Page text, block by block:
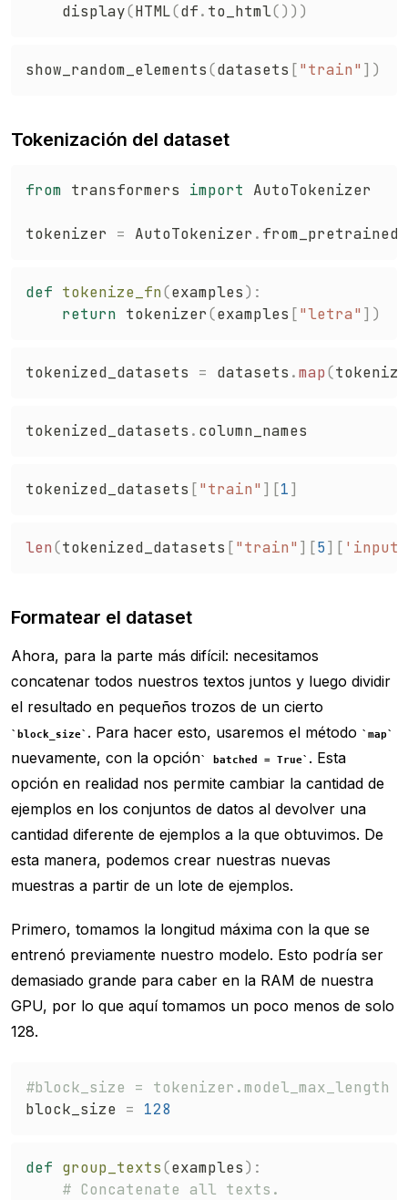
    display
(HTML(df. to_html() ) )
show_random_elements(datasets ["train" ] )
Tokenización del dataset
from transformers import AutoTokenizer
tokenizer = AutoTokenizer . from_pretrained
def tokenize_fn(examples) :
return tokenizer(examples ["letra" ] )
tokenized_datasets = datasets .map(
tokenized_datasets .
tokenized_datasets ["train" ] [1]
len(tokenized_datasets ["train" ] [5] [
Formatear el dataset
Ahora, para la parte más difícil: necesitamos
concatenar todos nuestros textos juntos y luego dividir
el resultado en pequeños trozos de un cierto
block_size . Para hacer esto, usaremos el método map
nuevamente, con la opción batched = True . Esta
opción en realidad nos permite cambiar la cantidad de
ejemplos en los conjuntos de datos al devolver una
cantidad diferente de ejemplos a la que obtuvimos. De
esta manera, podemos crear nuestras nuevas
muestras a partir de un lote de ejemplos.
Primero, tomamos la longitud máxima con la que se
entrenó previamente nuestro modelo. Esto podría ser
demasiado grande para caber en la RAM de nuestra
GPU, por lo que aquí tomamos un poco menos de solo
128.
#block_size = tokenizer.model_max_length
block_size = 128
def group_texts(examples) :
# Concatenate all texts.